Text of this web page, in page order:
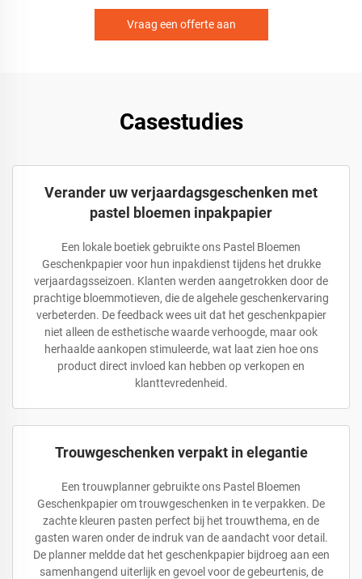
Vraag een offerte aan
Casestudies
Verander uw verjaardagsgeschenken met
pastel bloemen inpakpapier
Een lokale boetiek gebruikte ons Pastel Bloemen
Geschenkpapier voor hun inpakdienst tijdens het drukke
verjaardagsseizoen. Klanten werden aangetrokken door de
prachtige bloemmotieven, die de algehele geschenkervaring
verbeterden. De feedback wees uit dat het geschenkpapier
niet alleen de esthetische waarde verhoogde, maar ook
herhaalde aankopen stimuleerde, wat laat zien hoe ons
product direct invloed kan hebben op verkopen en
klanttevredenheid.
Trouwgeschenken verpakt in elegantie
Een trouwplanner gebruikte ons Pastel Bloemen
Geschenkpapier om trouwgeschenken in te verpakken. De
zachte kleuren pasten perfect bij het trouwthema, en de
gasten waren onder de indruk van de aandacht voor detail.
De planner meldde dat het geschenkpapier bijdroeg aan een
samenhangend uiterlijk en gevoel voor de gebeurtenis, de